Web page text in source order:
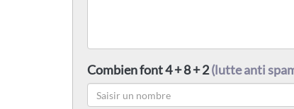
Combien font 4 + 8 + 2(lutte anti